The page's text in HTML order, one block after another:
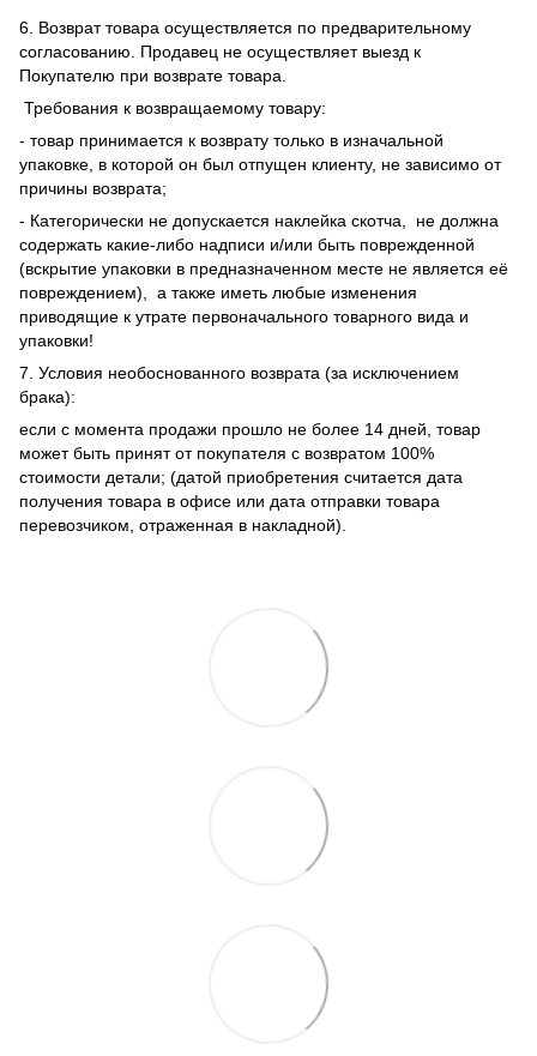
6. Возврат товара осуществляется по предварительному
согласованию. Продавец не осуществляет выезд к
Покупателю при возврате товара.
Требования к возвращаемому товару:
- товар принимается к возврату только в изначальной
упаковке, в которой он был отпущен клиенту, не зависимо от
причины возврата;
- Категорически не допускается наклейка скотча, не должна
содержать какие-либо надписи и/или быть поврежденной
(вскрытие упаковки в предназначенном месте не является её
повреждением), а также иметь любые изменения
приводящие к утрате первоначального товарного вида и
упаковки!
7. Условия необоснованного возврата (за исключением
брака):
если с момента продажи прошло не более 14 дней, товар
может быть принят от покупателя с возвратом 100%
стоимости детали; (датой приобретения считается дата
получения товара в офисе или дата отправки товара
перевозчиком, отраженная в накладной).